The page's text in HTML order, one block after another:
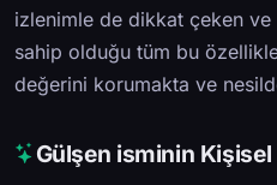
izlenimle de dikkat çeken
sahip olduğu tüm bu
değerini korumakta ve
Gülşen isminin